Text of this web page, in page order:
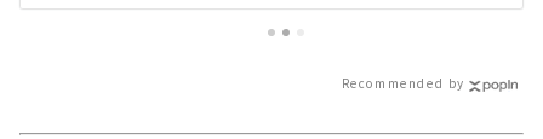
導 最新的在地
Recommended by